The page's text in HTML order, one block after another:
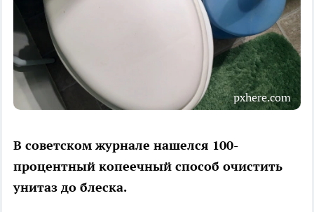
pxhere.com
В советском журнале нашелся 100-
процентный копеечный способ очистить
унитаз до блеска.